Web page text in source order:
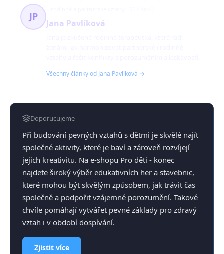
JP
Jana Pavlíková
Všechny články od Jana Pavlíková →
Doporucujeme
Při budování pevných vztahů s dětmi je skvělé najít
společné aktivity, které je baví a zároveň rozvíjejí
jejich kreativitu. Na e-shopu Pro děti - konec
najdete široký výběr edukativních her a stavebnic,
které mohou být skvělým způsobem, jak trávit čas
společně a podpořit vzájemné porozumění. Takové
chvíle pomáhají vytvářet pevné základy pro zdravý
vztah i v období dospívání.
Zjistit více